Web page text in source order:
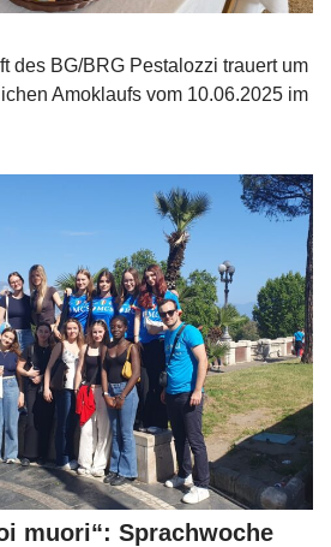
des BG/BRG Pestalozzi trauert um
Amoklaufs vom 10.06.2025 im
muori“: Sprachwoche